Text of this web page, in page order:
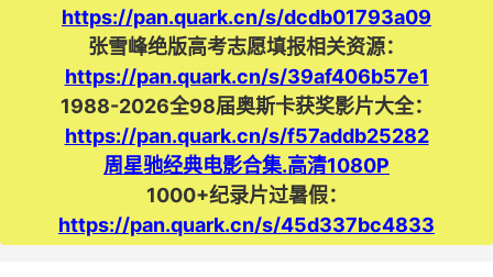
https://pan.quark.cn/s/dcdb01793a09
张雪峰绝版高考志愿填报相关资源：
https://pan.quark.cn/s/39af406b57e1
1988-2026全98届奥斯卡获奖影片大全：
https://pan.quark.cn/s/f57addb25282
周星驰经典电影合集.高清1080P
1000+纪录片过暑假：
https://pan.quark.cn/s/45d337bc4833